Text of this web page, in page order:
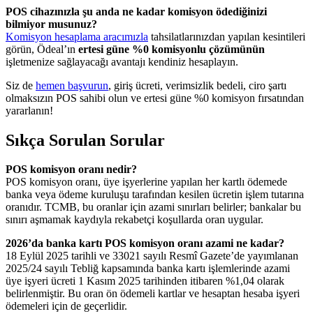
POS cihazınızla şu anda ne kadar komisyon ödediğinizi
bilmiyor musunuz?
Komisyon hesaplama aracımızla tahsilatlarınızdan yapılan kesintileri
görün, Ödeal’ın ertesi güne %0 komisyonlu çözümünün
işletmenize sağlayacağı avantajı kendiniz hesaplayın.
Siz de hemen başvurun, giriş ücreti, verimsizlik bedeli, ciro şartı
olmaksızın POS sahibi olun ve ertesi güne %0 komisyon fırsatından
yararlanın!
Sıkça Sorulan Sorular
POS komisyon oranı nedir?
POS komisyon oranı, üye işyerlerine yapılan her kartlı ödemede
banka veya ödeme kuruluşu tarafından kesilen ücretin işlem tutarına
oranıdır. TCMB, bu oranlar için azami sınırları belirler; bankalar bu
sınırı aşmamak kaydıyla rekabetçi koşullarda oran uygular.
2026’da banka kartı POS komisyon oranı azami ne kadar?
18 Eylül 2025 tarihli ve 33021 sayılı Resmî Gazete’de yayımlanan
2025/24 sayılı Tebliğ kapsamında banka kartı işlemlerinde azami
üye işyeri ücreti 1 Kasım 2025 tarihinden itibaren %1,04 olarak
belirlenmiştir. Bu oran ön ödemeli kartlar ve hesaptan hesaba işyeri
ödemeleri için de geçerlidir.